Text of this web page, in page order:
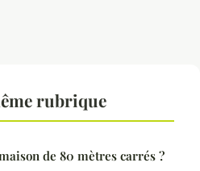
rubrique
de 80 mètres carrés ?